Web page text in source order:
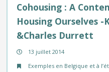
Cohousing : A
Housing Ourselves
&Charles Durrett
13 juillet 2014
Exemples en Belgique et à